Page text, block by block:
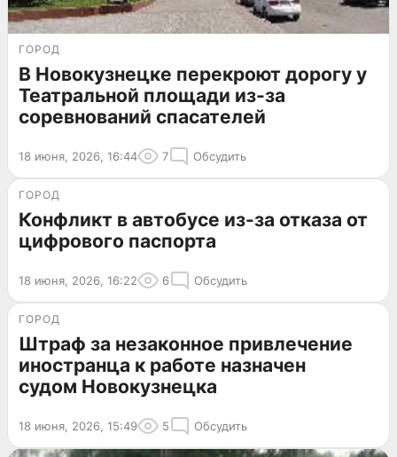
ГОРОД
В Новокузнецке перекроют дорогу у
Театральной площади из-за
соревнований спасателей
18 июня, 2026, 16:44 7 Обсудить
ГОРОД
Конфликт в автобусе из-за отказа от
цифрового паспорта
18 июня, 2026, 16:22 6 Обсудить
ГОРОД
Штраф за незаконное привлечение
иностранца к работе назначен
судом Новокузнецка
18 июня, 2026, 15:49 5 Обсудить